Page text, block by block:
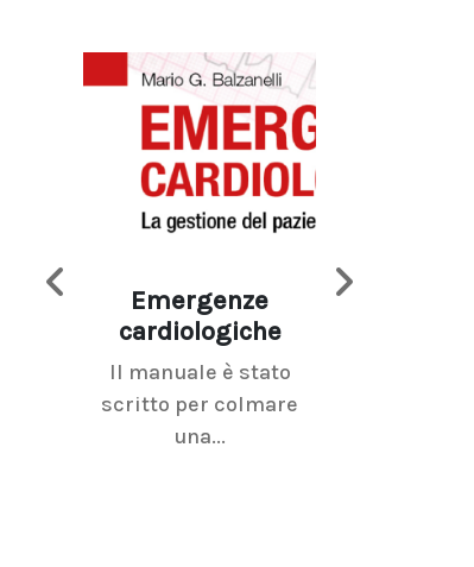
Emergenze
cardiologiche
Il manuale è stato
scritto per colmare
una...